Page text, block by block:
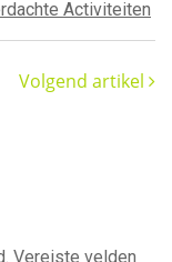
Activiteiten
Volgend artikel
Vereiste velden